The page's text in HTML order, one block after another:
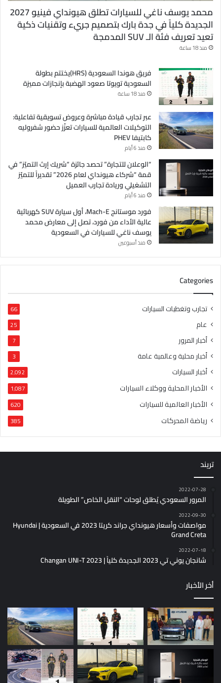
محمد يوسف ناغي للسيارات تطلق هيونداي فينيو 2027
الجديدة كلياً في جدة بارك بتصميم جريء وتقنيات ذكية
تعيد تعريف فئة الـ SUV المدمجة
منذ 18 ساعة
فريق هوندا السعودية (HRS)يختتم بطولة
السعودية تويوتا صعود الهضبة بإنجازات مميزة
منذ 18 ساعة
عبر تجارب قيادة مباشرة وعروض تسويقية تفاعلية:
التوكيلات العالمية للسيارات تعزّز حضور شفروليه
كابتيفا PHEV
منذ 6 أيام
“الوعلان للتجارة” تحصد جائزة “شريك إرث التميّز” في
قمة “شركاء هيونداي لعام 2026” تقديراً للتميّز
التشغيلي وريادة تجارب العميل
منذ 6 أيام
فورد موستانج Mach-E، أول سيارة SUV كهربائية
عالية الأداء من فورد، تصل إلى معارض محمد
يوسف ناغي للسيارات في السعودية
منذ أسبوعين
Categories
تجارب وتغطيات السيارات 66
عام 25
أخبار المرور 7
أخبار محلية وعالمية عامة 3
أخبار السيارات 2٬092
الأخبار المحلية ووكلاء السيارات 1٬087
الأخبار العالمية للسيارات 620
رياضة المحركات 385
تريند
2022-07-28
المرور السعودي يُطلق لوحات “النقل الخاص” الطويلة
2022-09-30
مواصفات وأسعار هيونداي جراند كريتا 2023 في السعودية | Hyundai
Grand Creta
2022-07-18
شانجان يوني تي 2023 الجديدة كلياً | Changan UNI-T 2023
أخر الأخبار